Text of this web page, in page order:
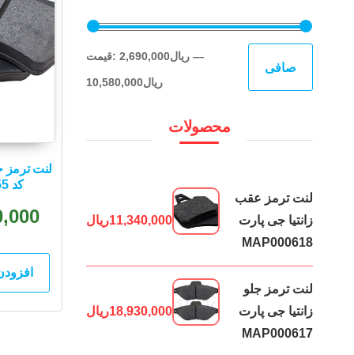
لنت ترمز
کد MAP000255
صافی
قيمت: 2,690,000ریال—
10,580,000ریال
محصولات
لنت ترمز عقب
زانتیا جی پارت
MAP000618
11,340,000ریال
لنت ترمز جلو
زانتیا جی پارت
MAP000617
18,930,000ریال